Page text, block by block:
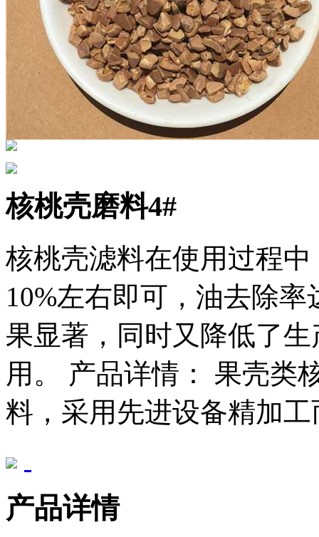
核桃壳磨料4#
核桃壳滤料在使用过程
10%左右即可，油去除
果显著，同时又降低了
用。 产品详情： 果壳类
料，采用先进设备精加
产品详情